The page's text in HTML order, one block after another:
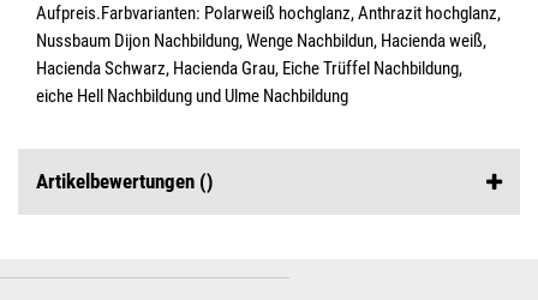
Aufpreis.Farbvarianten: Polarweiß hochglanz, Anthrazit hochglanz,
Nussbaum Dijon Nachbildung, Wenge Nachbildun, Hacienda weiß,
Hacienda Schwarz, Hacienda Grau, Eiche Trüffel Nachbildung,
eiche Hell Nachbildung und Ulme Nachbildung
Artikelbewertungen ()